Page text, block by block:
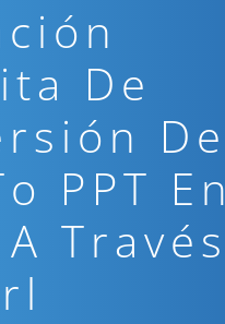
De
De
PPT En
Través